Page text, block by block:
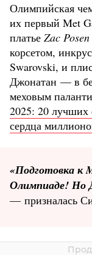
Олимпийская
их первый Met
платье Zac Posen
корсетом,
Swarovski, и
Джонатан — в
меховым
2025: 20 лучших
сердца
«Подготовка к
Олимпиаде! Но
— призналась